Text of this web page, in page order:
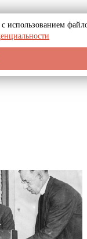
использованием